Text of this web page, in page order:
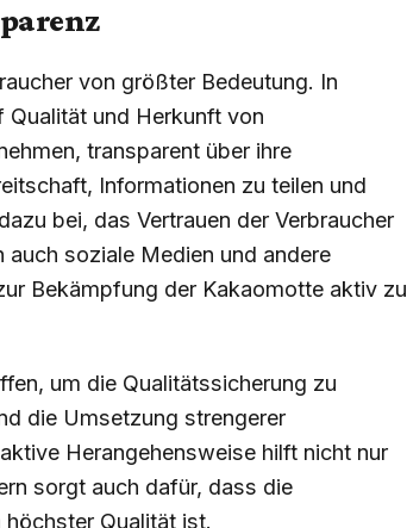
von größter Bedeutung. In
Qualität und Herkunft von
transparent über ihre
Informationen zu teilen und
bei, das Vertrauen der Verbraucher
soziale Medien und andere
Bekämpfung der Kakaomotte aktiv zu
um die Qualitätssicherung zu
die Umsetzung strengerer
Herangehensweise hilft nicht nur
sorgt auch dafür, dass die
Qualität ist.